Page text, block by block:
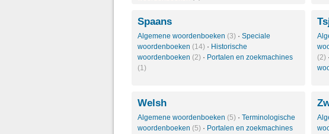
Spaans
Algemene woordenboeken (3) · Speciale
woordenboeken (14) · Historische
woordenboeken (2) · Portalen en zoekmachines
(1)
(2) ·
Welsh
Algemene woordenboeken (5) · Terminologische
woordenboeken (5) · Portalen en zoekmachines